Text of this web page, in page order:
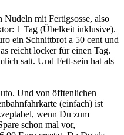
mit Fertigsosse, also
1 Tag (Übelkeit inklusive).
ein Schnittbrot a 50 cent und
reicht locker für einen Tag.
satt. Und Fett-sein hat als
Und von öfftenlichen
(einfach) ist
wenn Du zum
schon mal vor,